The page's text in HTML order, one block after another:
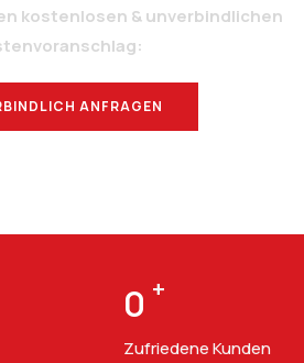
kostenlosen & unverbindlichen
ANFRAGEN
0 +
Zufriedene Kunden